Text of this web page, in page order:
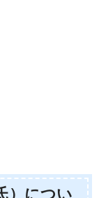
）につい